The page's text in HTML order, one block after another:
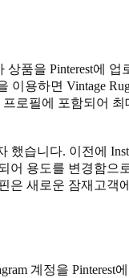
상품을 Pinterest에
이용하면 Vintage
로필에 포함되어
습니다. 이전에
어 용도를 변경함으
은 새로운 잠재고객
계정을 Pinterest